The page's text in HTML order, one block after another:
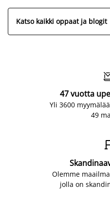
Katso kaikki oppaat ja blogit
47 vuotta
Yli 3600
49
Olemme
jolla on